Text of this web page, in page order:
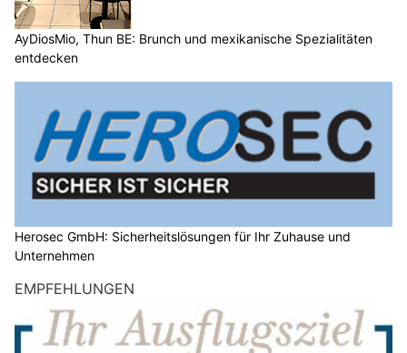
AyDiosMio, Thun BE: Brunch und mexikanische Spezialitäten
entdecken
Herosec GmbH: Sicherheitslösungen für Ihr Zuhause und
Unternehmen
EMPFEHLUNGEN